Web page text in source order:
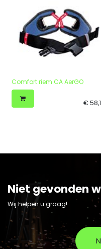
Comfort riem CA AerGO
€
Niet gevonden
Wij helpen u graag!